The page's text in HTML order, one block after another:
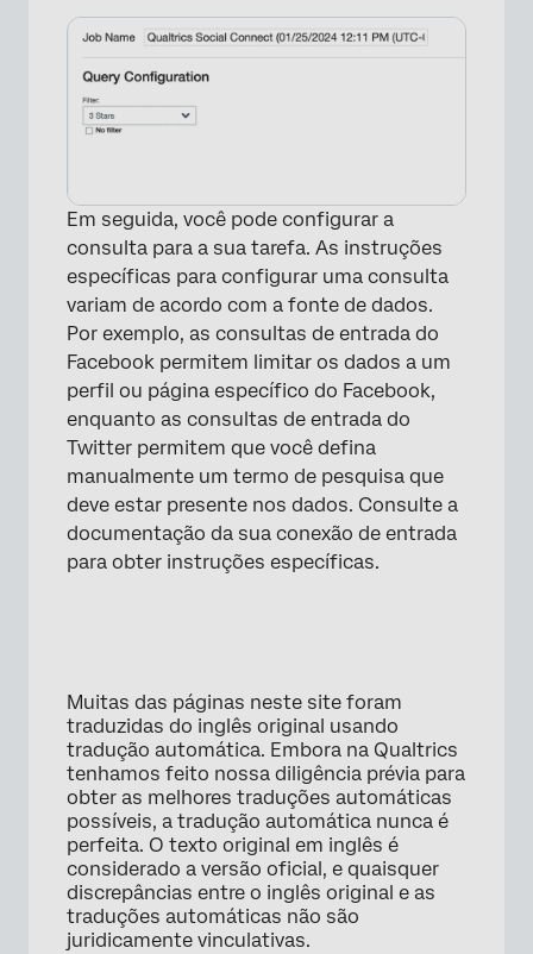
×
Em seguida, você pode configurar a
consulta para a sua tarefa. As instruções
específicas para configurar uma consulta
variam de acordo com a fonte de dados.
Por exemplo, as consultas de entrada do
Facebook permitem limitar os dados a um
perfil ou página específico do Facebook,
enquanto as consultas de entrada do
Twitter permitem que você defina
manualmente um termo de pesquisa que
deve estar presente nos dados. Consulte a
documentação da sua conexão de entrada
para obter instruções específicas.
Muitas das páginas neste site foram
traduzidas do inglês original usando
tradução automática. Embora na Qualtrics
tenhamos feito nossa diligência prévia para
obter as melhores traduções automáticas
possíveis, a tradução automática nunca é
perfeita. O texto original em inglês é
considerado a versão oficial, e quaisquer
discrepâncias entre o inglês original e as
traduções automáticas não são
juridicamente vinculativas.